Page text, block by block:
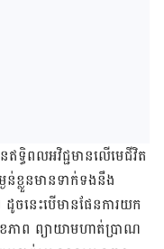
ធិ​ពល​អវិជ្ជមាន​លើ​មេជីវិត​
ន់​ខ្លួន​មាន​ទាក់​ទង​នឹង​
ច​​នេះ​បើ​មាន​ផែនការ​យក​
ភាព ព្យាយាម​ហាត់​ប្រាណ​